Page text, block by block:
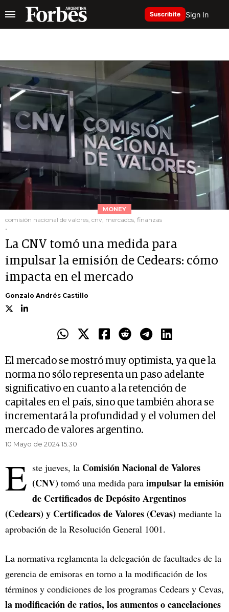
Suscribite Sign In
MONEY
comisión nacional de valores, cnv, mercados, finanzas
.
La CNV tomó una medida para
impulsar la emisión de Cedears: cómo
impacta en el mercado
Gonzalo Andrés Castillo
El mercado se mostró muy optimista, ya que la
norma no sólo representa un paso adelante
significativo en cuanto a la retención de
capitales en el país, sino que también ahora se
incrementará la profundidad y el volumen del
mercado de valores argentino.
10 Mayo de 2024 15.30
E ste jueves, la Comisión Nacional de Valores
(CNV) tomó una medida para impulsar la emisión
de Certificados de Depósito Argentinos
(Cedears) y Certificados de Valores (Cevas) mediante la
aprobación de la Resolución General 1001.
La normativa reglamenta la delegación de facultades de la
gerencia de emisoras en torno a la modificación de los
términos y condiciones de los programas Cedears y Cevas,
la modificación de ratios, los aumentos o cancelaciones